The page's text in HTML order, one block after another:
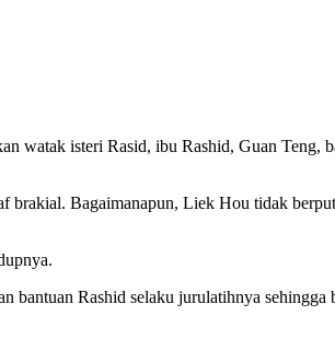
watak isteri Rasid, ibu Rashid, Guan Teng,
Bagaimanapun, Liek Hou tidak
Rashid selaku jurulatihnya sehingga